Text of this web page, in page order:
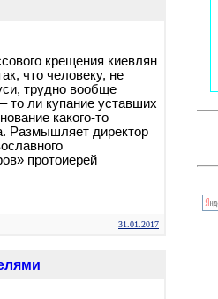
крещения киевлян
что человеку, не
трудно вообще
то ли купание уставших
какого-то
Размышляет директор
протоиерей
31.01.2017